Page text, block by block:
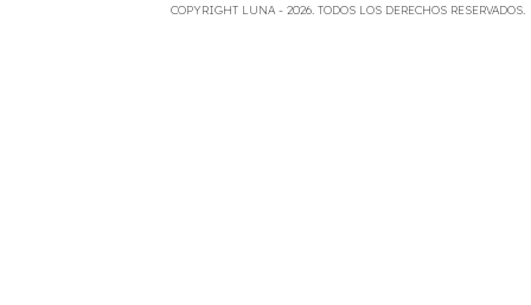
COPYRIGHT LUNA - 2026. TODOS LOS DERECHOS RESERVADOS.